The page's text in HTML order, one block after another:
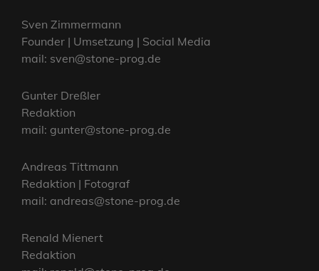
Sven Zimmermann
Founder | Umsetzung | Social Media
mail: sven@stone-prog.de
Gunter Dreßler
Redaktion
mail: gunter@stone-prog.de
Andreas Tittmann
Redaktion | Fotograf
mail: andreas@stone-prog.de
Renald Mienert
Redaktion